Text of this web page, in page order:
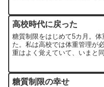
高校時代に戻った
糖質制限をはじめて5カ月。
た。私は高校では体重管理が
重はよく覚えていて、いまと
糖質制限の幸せ